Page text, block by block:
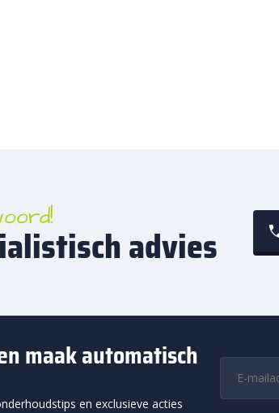
advies
maak automatisch
en exclusieve acties